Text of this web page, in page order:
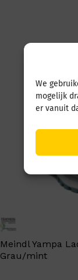
We
mogelijk
er vanuit
Meindl Yampa
Grau/mint